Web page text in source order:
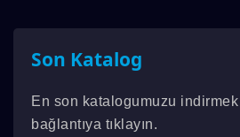
Son Katalog
En son katalogumuzu
bağlantıya tıklayın.